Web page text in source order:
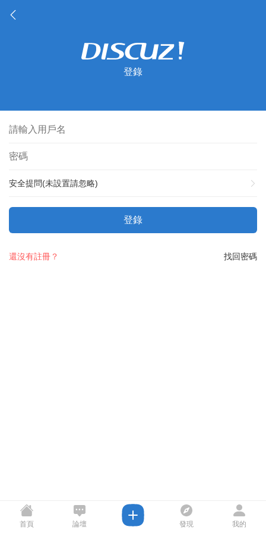
登錄
安全提問(未設置請忽略)
登錄
找回密碼
還沒有註冊？
首頁 論壇 發現 我的